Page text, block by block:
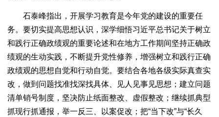
石泰峰指出，开展学习教育是今年党的建设的重要任
务。要切实提高思想认识，深学细悟习近平总书记关于树立
和践行正确政绩观的重要论述和在地方工作期间坚持正确政
绩观的生动实践，不断提升党性修养，增强树立和践行正确
政绩观的思想自觉和行动自觉。要结合各地各级实际真查实
改，做到问题找准找深找具体、见人见事见思想；建立问题
清单销号制度，坚决防止纸面整改、虚假整改；继续抓典型
抓现行抓通报，举一反三、以案促改；把“当下改”与“长久